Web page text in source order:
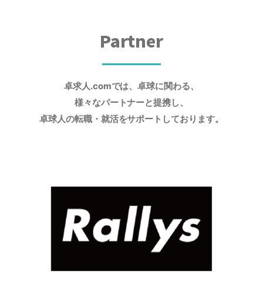
Partner
卓求人.comでは、卓球に関わる、
様々なパートナーと提携し、
卓球人の転職・就活をサポートしております。